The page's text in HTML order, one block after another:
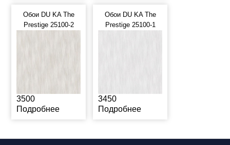
Обои DU KA The
Prestige 25100-2
3500
Подробнее
Обои DU KA The
Prestige 25100-1
3450
Подробнее